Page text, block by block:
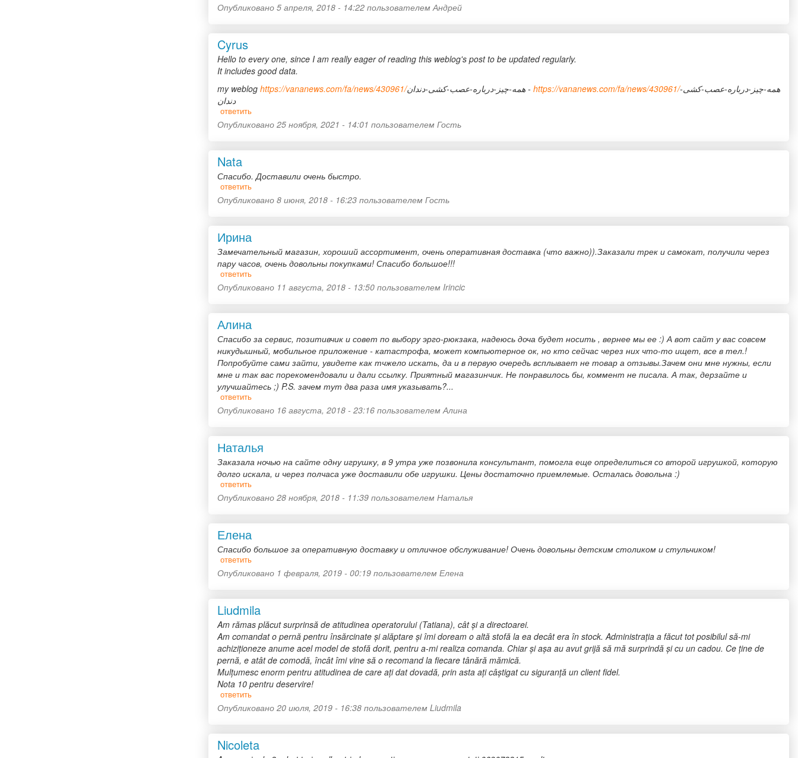
Опубликовано 5 апреля, 2018 - 14:22 пользователемАндрей
Cyrus
Hello to every one, since I am really eager of reading this weblog's post to be updated regularly.
It includes good data.
my weblog https://vananews.com/fa/news/430961/ همه-چیز-درباره-عصب-کشی-دندان - https://vananews.com/fa/news/430961/همه-چیز-درباره-عصب-کشی-
دندان
ответить
Опубликовано 25 ноября, 2021 - 14:01 пользователем Гость
Nata
Спасибо. Доставили очень быстро.
ответить
Опубликовано 8 июня, 2018 - 16:23 пользователем Гость
Ирина
Замечательный магазин, хороший ассортимент, очень оперативная доставка (что важно)).Заказали трек и самокат, получили через
пару часов, очень довольны покупками! Спасибо большое!!!
ответить
Опубликовано 11 августа, 2018 - 13:50 пользователем Irincic
Алина
Спасибо за сервис, позитивчик и совет по выбору эрго-рюкзака, надеюсь доча будет носить , вернее мы ее :) А вот сайт у вас совсем
никудышный, мобильное приложение - катастрофа, может компьютерное ок, но кто сейчас через них что-то ищет, все в тел.!
Попробуйте сами зайти, увидете как тчжело искать, да и в первую очередь всплывает не товар а отзывы.Зачем они мне нужны, если
мне и так вас порекомендовали и дали ссылку. Приятный магазинчик. Не понравилось бы, коммент не писала. А так, дерзайте и
улучшайтесь ;) P.S. зачем тут два раза имя указывать?...
ответить
Опубликовано 16 августа, 2018 - 23:16 пользователемАлина
Наталья
Заказала ночью на сайте одну игрушку, в 9 утра уже позвонила консультант, помогла еще определиться со второй игрушкой, которую
долго искала, и через полчаса уже доставили обе игрушки. Цены достаточно приемлемые. Осталась довольна :)
ответить
Опубликовано 28 ноября, 2018 - 11:39 пользователем Наталья
Елена
Спасибо большое за оперативную доставку и отличное обслуживание! Очень довольны детским столиком и стульчиком!
ответить
Опубликовано 1 февраля, 2019 - 00:19 пользователем Елена
Liudmila
Am rămas plăcut surprinsă de atitudinea operatorului (Tatiana), cât și a directoarei.
Am comandat o pernă pentru însărcinate și alăptare și îmi doream o altă stofă la ea decât era în stock. Administrația a făcut tot posibilul să-mi
achiziționeze anume acel model de stofă dorit, pentru a-mi realiza comanda. Chiar și așa au avut grijă să mă surprindă și cu un cadou. Ce ține de
pernă, e atât de comodă, încât îmi vine să o recomand la fiecare tânără mămică.
Mulțumesc enorm pentru atitudinea de care ați dat dovadă, prin asta ați câștigat cu siguranță un client fidel.
Nota 10 pentru deservire!
ответить
Опубликовано 20 июля, 2019 - 16:38 пользователем Liudmila
Nicoleta